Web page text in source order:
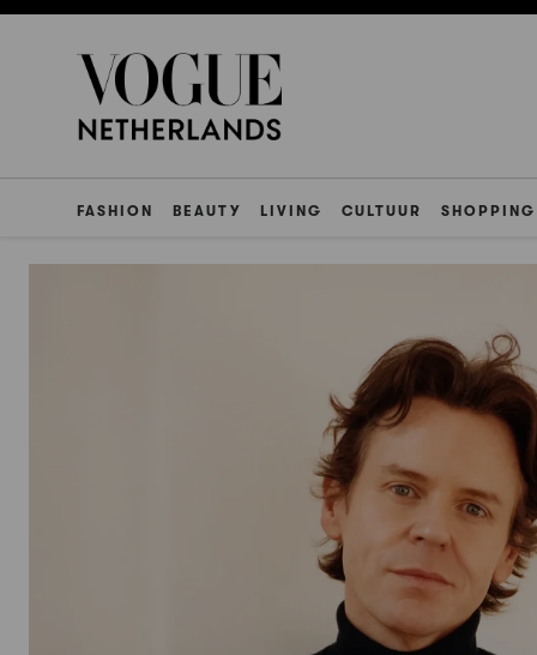
FASHION BEAUTY LIVING CULTUUR SHOPPING